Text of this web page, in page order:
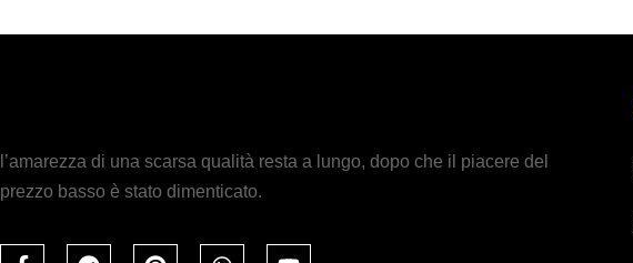
l’amarezza di una scarsa qualità resta a lungo, dopo che il piacere del
prezzo basso è stato dimenticato.